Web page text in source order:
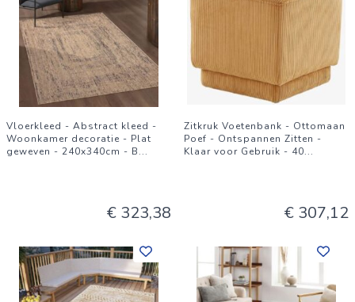
Vloerkleed - Abstract kleed -
Woonkamer decoratie - Plat
geweven - 240x340cm - B...
€ 323,38
Zitkruk Voetenbank - Ottomaan
Poef - Ontspannen Zitten -
Klaar voor Gebruik - 40...
€ 307,12